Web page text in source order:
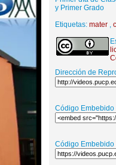
y Primer Grado
Etiquetas: mater ,
Dirección de
Código Embebido
Código